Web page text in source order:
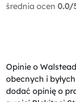
średnia ocen 0.0/
Opinie o
obecnych i
dodać opinię o